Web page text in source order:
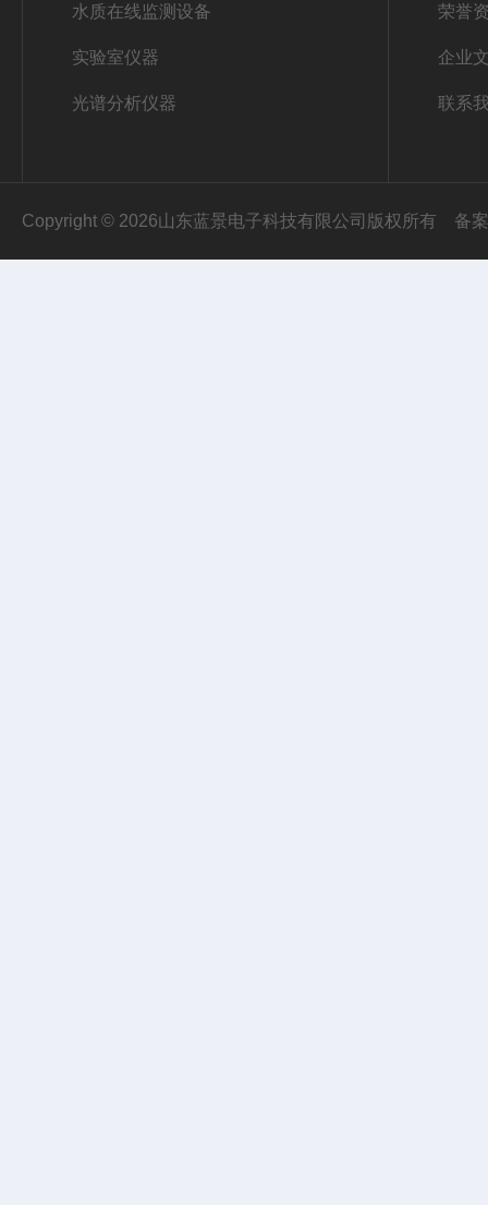
水质在线监测设备
实验室仪器
光谱分析仪器
荣誉
企业
联系
Copyright © 2026山东蓝景电子科技有限公司版权所有 备